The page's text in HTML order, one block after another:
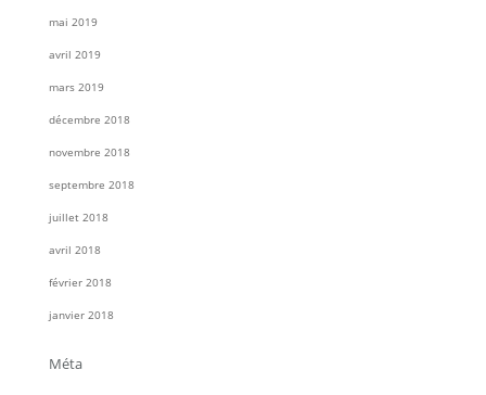
mai 2019
avril 2019
mars 2019
décembre 2018
novembre 2018
septembre 2018
juillet 2018
avril 2018
février 2018
janvier 2018
Méta